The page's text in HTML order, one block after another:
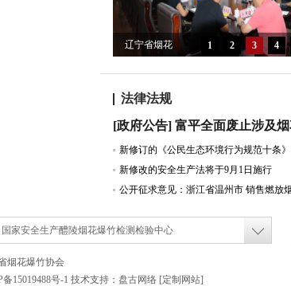
1 2 3 4
辽宁省烟花
届六次常务
理事扩大会
法律法规
新修改的安全生产法将于9月1日施行
国家安全生产醴陵烟花爆竹检测检验中心
烟花爆竹协会
备15019488号-1 技术支持： 盘古网络 [定制网站]